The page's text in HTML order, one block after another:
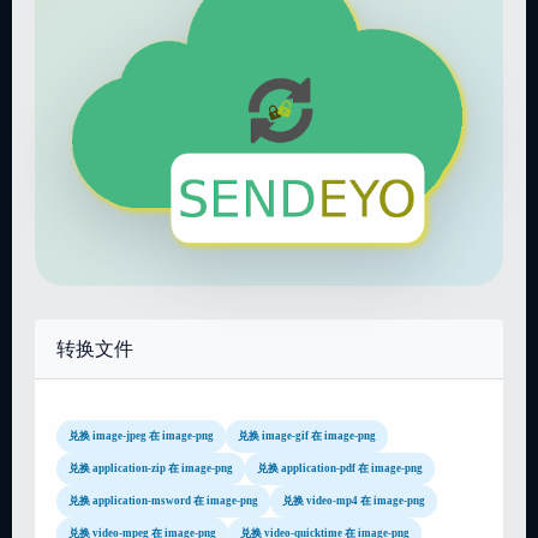
转换文件
兑换 image-jpeg 在 image-png 兑换 image-gif 在 image-png
兑换 application-zip 在 image-png 兑换 application-pdf 在 image-png
兑换 application-msword 在 image-png 兑换 video-mp4 在 image-png
兑换 video-mpeg 在 image-png 兑换 video-quicktime 在 image-png